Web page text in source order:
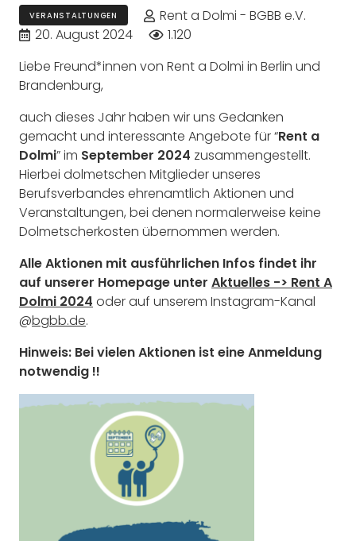
VERANSTALTUNGEN
Rent a Dolmi - BGBB e.V.
20. August 2024
1.120
Liebe Freund*innen von Rent a Dolmi in Berlin und
Brandenburg,
auch dieses Jahr haben wir uns Gedanken
gemacht und interessante Angebote für “Rent a
Dolmi” im September 2024 zusammengestellt.
Hierbei dolmetschen Mitglieder unseres
Berufsverbandes ehrenamtlich Aktionen und
Veranstaltungen, bei denen normalerweise keine
Dolmetscherkosten übernommen werden.
Alle Aktionen mit ausführlichen Infos findet ihr
auf unserer Homepage unter Aktuelles -> Rent A
Dolmi 2024 oder auf unserem Instagram-Kanal
@bgbb.de.
Hinweis: Bei vielen Aktionen ist eine Anmeldung
notwendig !!